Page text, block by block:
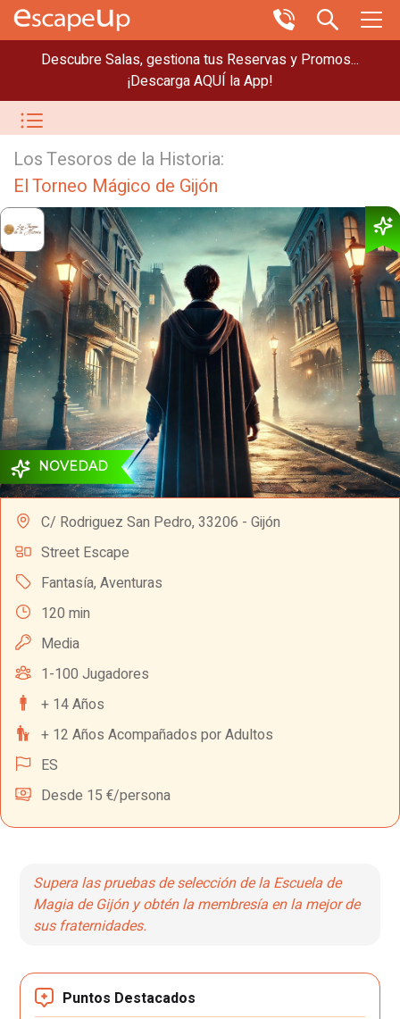
Descubre Salas, gestiona tus Reservas y Promos...
¡Descarga AQUÍ la App!
Los Tesoros de la Historia:
El Torneo Mágico de Gijón
NOVEDAD
C/ Rodriguez San Pedro, 33206 - Gijón
Street Escape
Fantasía, Aventuras
120 min
Media
1-100 Jugadores
+ 14 Años
+ 12 Años Acompañados por Adultos
ES
Desde 15 €/persona
Supera las pruebas de selección de la Escuela de
Magia de Gijón y obtén la membresía en la mejor de
sus fraternidades.
Puntos Destacados